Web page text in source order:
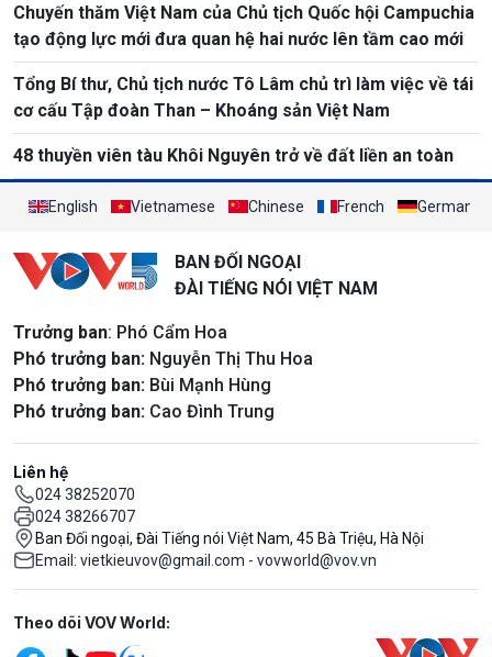
Chuyến thăm Việt Nam của Chủ tịch Quốc hội Campuchia
tạo động lực mới đưa quan hệ hai nước lên tầm cao mới
Tổng Bí thư, Chủ tịch nước Tô Lâm chủ trì làm việc về tái
cơ cấu Tập đoàn Than – Khoáng sản Việt Nam
48 thuyền viên tàu Khôi Nguyên trở về đất liền an toàn
English Vietnamese Chinese French German
BAN ĐỐI NGOẠI
ĐÀI TIẾNG NÓI VIỆT NAM
Trưởng ban: Phó Cẩm Hoa
Phó trưởng ban: Nguyễn Thị Thu Hoa
Phó trưởng ban: Bùi Mạnh Hùng
Phó trưởng ban: Cao Đình Trung
Liên hệ
024 38252070
024 38266707
Ban Đối ngoại, Đài Tiếng nói Việt Nam, 45 Bà Triệu, Hà Nội
Email: vietkieuvov@gmail.com - vovworld@vov.vn
Mạng xã hội
Theo dõi VOV World: